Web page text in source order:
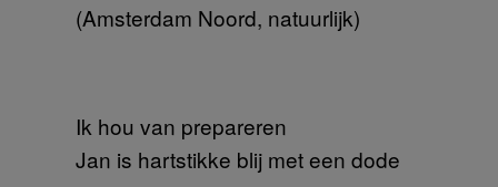
(Amsterdam Noord, natuurlijk)
Ik hou van prepareren
Jan is hartstikke blij met een dode